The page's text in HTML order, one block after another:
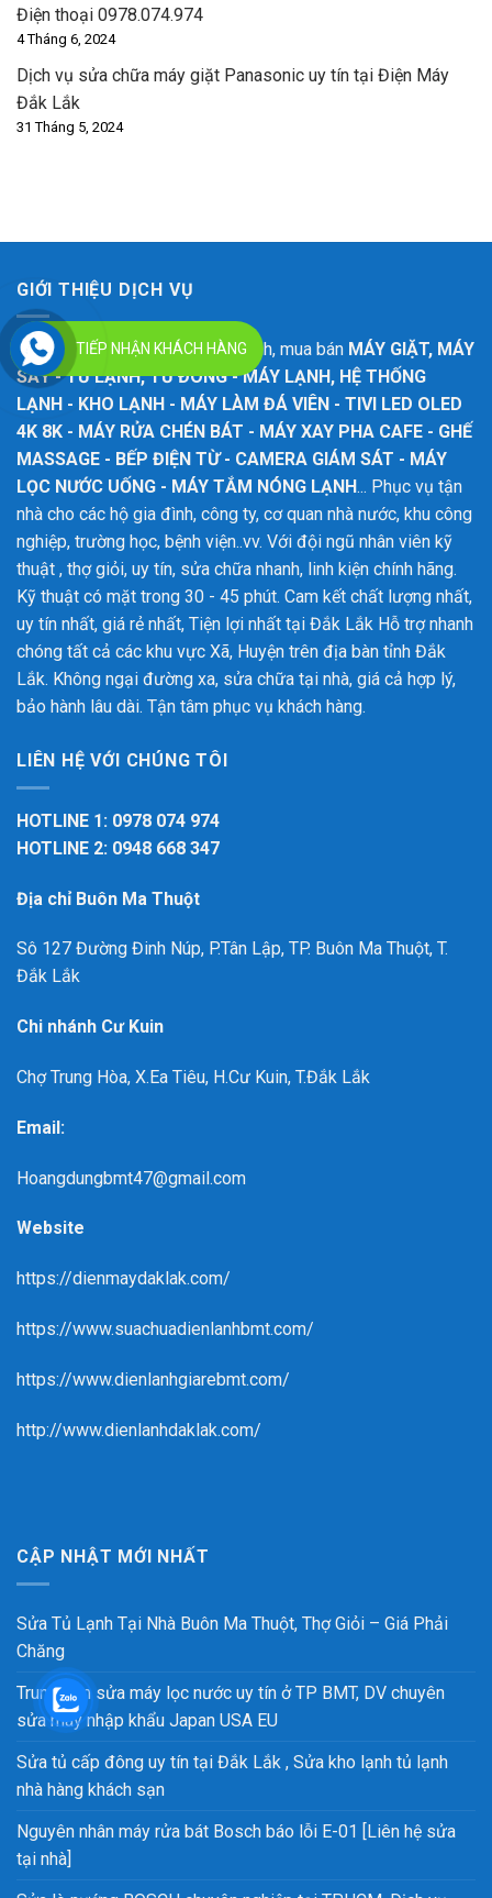
Điện thoại 0978.074.974
4 Tháng 6, 2024
Dịch vụ sửa chữa máy giặt Panasonic uy tín tại Điện Máy
Đắk Lắk
31 Tháng 5, 2024
GIỚI THIỆU DỊCH VỤ
Chuyên sửa chữa, lắp đặt, vệ sinh, mua bán MÁY GIẶT, MÁY
SẤY - TỦ LẠNH, TỦ ĐÔNG - MÁY LẠNH, HỆ THỐNG
LẠNH - KHO LẠNH - MÁY LÀM ĐÁ VIÊN - TIVI LED OLED
4K 8K - MÁY RỬA CHÉN BÁT - MÁY XAY PHA CAFE - GHẾ
MASSAGE - BẾP ĐIỆN TỪ - CAMERA GIÁM SÁT - MÁY
LỌC NƯỚC UỐNG - MÁY TẮM NÓNG LẠNH... Phục vụ tận
nhà cho các hộ gia đình, công ty, cơ quan nhà nước, khu công
nghiệp, trường học, bệnh viện..vv. Với đội ngũ nhân viên kỹ
thuật , thợ giỏi, uy tín, sửa chữa nhanh, linh kiện chính hãng.
Kỹ thuật có mặt trong 30 - 45 phút. Cam kết chất lượng nhất,
uy tín nhất, giá rẻ nhất, Tiện lợi nhất tại Đắk Lắk Hỗ trợ nhanh
chóng tất cả các khu vực Xã, Huyện trên địa bàn tỉnh Đắk
Lắk. Không ngại đường xa, sửa chữa tại nhà, giá cả hợp lý,
bảo hành lâu dài. Tận tâm phục vụ khách hàng.
LIÊN HỆ VỚI CHÚNG TÔI
HOTLINE 1: 0978 074 974
HOTLINE 2: 0948 668 347
Địa chỉ Buôn Ma Thuột
Sô 127 Đường Đinh Núp, P.Tân Lập, TP. Buôn Ma Thuột, T.
Đắk Lắk
Chi nhánh Cư Kuin
Chợ Trung Hòa, X.Ea Tiêu, H.Cư Kuin, T.Đắk Lắk
Email:
Hoangdungbmt47@gmail.com
Website
https://dienmaydaklak.com/
https://www.suachuadienlanhbmt.com/
https://www.dienlanhgiarebmt.com/
http://www.dienlanhdaklak.com/
CẬP NHẬT MỚI NHẤT
Sửa Tủ Lạnh Tại Nhà Buôn Ma Thuột, Thợ Giỏi – Giá Phải
Chăng
Trung tâm sửa máy lọc nước uy tín ở TP BMT, DV chuyên
sửa máy nhập khẩu Japan USA EU
Sửa tủ cấp đông uy tín tại Đắk Lắk , Sửa kho lạnh tủ lạnh
nhà hàng khách sạn
Nguyên nhân máy rửa bát Bosch báo lỗi E-01 [Liên hệ sửa
tại nhà]
TIẾP NHẬN KHÁCH HÀNG